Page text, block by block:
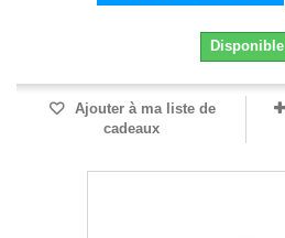
Disponible
Ajouter à ma liste de
cadeaux